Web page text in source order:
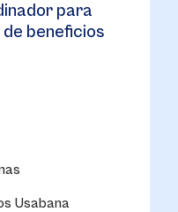
para
beneficios
Usabana